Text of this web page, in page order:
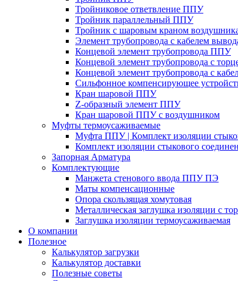
Тройниковое ответвление ППУ
Тройник параллельный ППУ
Тройник с шаровым краном
Элемент трубопровода с кабелем
Концевой элемент трубопровода ППУ
Концевой элемент трубопровода с
Концевой элемент трубопровода с
Сильфонное компенсирующее
Кран шаровой ППУ
Z-образный элемент ППУ
Кран шаровой ППУ с воздушником
Муфты термоусаживаемые
Муфта ППУ | Комплект изоляции
Комплект изоляции стыкового
Запорная Арматура
Комплектующие
Манжета стенового ввода ППУ ПЭ
Маты компенсационные
Опора скользящая хомутовая
Металлическая заглушка изоляции с
Заглушка изоляции термоусаживаемая
О компании
Полезное
Калькулятор загрузки
Калькулятор доставки
Полезные советы